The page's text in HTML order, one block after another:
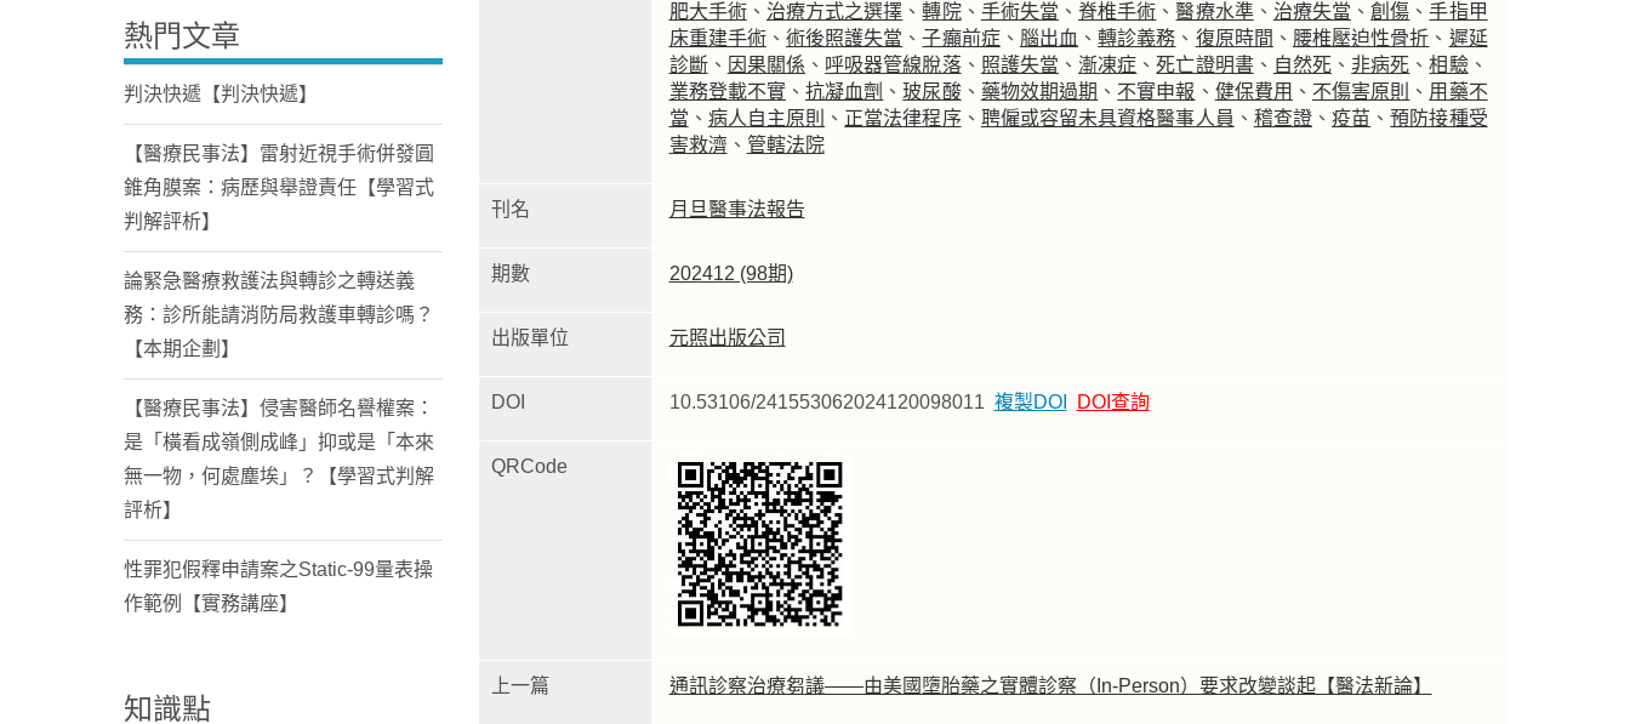
肥大手術、 治療方式之選擇 、轉院、 手術失當 、脊椎手術 、醫療水準、 治療失當 、創傷 、手指甲
床重建手術、 術後照護失當 、子癲前症、 腦出血 、轉診義務 、 復原時間 、 腰椎壓迫性骨折 、 遲延
診斷、 因果關係 、 呼吸器管線脫落、 照護失當 、 漸凍症 、死亡證明書、 自然死 、 非病死 、相驗、
業務登載不實、抗凝血劑 、玻尿酸、 藥物效期過期 、 不實申報 、 健保費用 、 不傷害原則 、 用藥不
當 、 病人自主原則 、 正當法律程序、 聘僱或容留未具資格醫事人員 、 稽查證、疫苗 、預防接種受
害救濟 、 管轄法院
刊名 月旦醫事法報告
期數 202412 (98期)
出版單位 元照出版公司
DOI 10.53106/241553062024120098011 複製DOI DOI查詢
QRCode
上一篇 通訊診察治療芻議——由美國墮胎藥之實體診察（In-Person）要求改變談起【醫法新論】
熱門文章
判決快遞【判決快遞】
【醫療民事法】雷射近視手術併發圓
錐角膜案：病歷與舉證責任【學習式
判解評析】
論緊急醫療救護法與轉診之轉送義
務：診所能請消防局救護車轉診嗎？
【本期企劃】
【醫療民事法】侵害醫師名譽權案：
是「橫看成嶺側成峰」抑或是「本來
無一物，何處塵埃」？【學習式判解
評析】
性罪犯假釋申請案之Static-99量表操
作範例【實務講座】
知識點